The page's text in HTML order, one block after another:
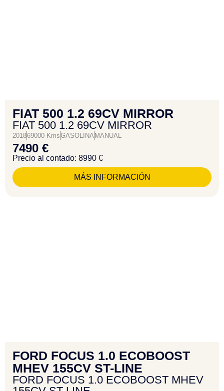
FIAT 500 1.2 69CV MIRROR
FIAT 500 1.2 69CV MIRROR
201869000 KmsGASOLINA MANUAL
7490 €
Precio al contado: 8990 €
MÁS INFORMACIÓN
FORD FOCUS 1.0 ECOBOOST
MHEV 155CV ST-LINE
FORD FOCUS 1.0 ECOBOOST MHEV